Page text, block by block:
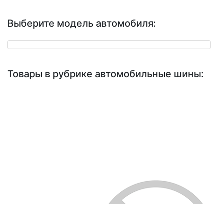
Выберите модель автомобиля:
Товары в рубрике автомобильные шины: